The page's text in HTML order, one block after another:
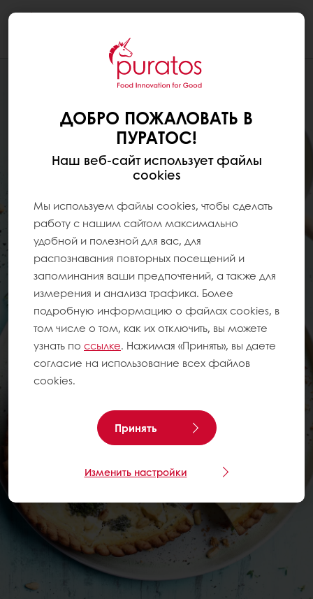
ДОБРО ПОЖАЛОВАТЬ В
ПУРАТОС!
Наш веб-сайт использует файлы
cookies
Мы используем файлы cookies, чтобы сделать
работу с нашим сайтом максимально
удобной и полезной для вас, для
распознавания повторных посещений и
запоминания ваши предпочтений, а также для
измерения и анализа трафика. Более
подробную информацию о файлах cookies, в
том числе о том, как их отключить, вы можете
узнать по ссылке. Нажимая «Принять», вы даете
согласие на использование всех файлов
cookies.
Принять
Изменить настройки